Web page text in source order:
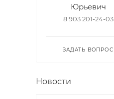
Юрьевич
8 903 201-24-03
ЗАДАТЬ ВОПРОС
Новости